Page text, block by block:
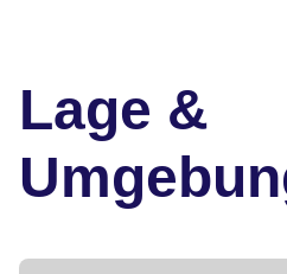
Lage &